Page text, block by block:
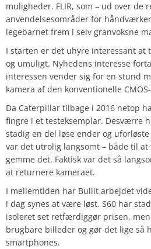
muligheder. FLIR, som – ud over de
anvendelsesområder for
legebarnet frem i selv granvoksne
I starten er det uhyre interessant at
og umuligt. Nyhedens interesse
interessen vender sig for en stund
kamera af den konventionelle
Da Caterpillar tilbage i 2016 netop
fingre i et testeksemplar. Desværre
stadig en del løse ender og
var det utrolig langsomt – både til
gemme det. Faktisk var det så
at returnere kameraet.
I mellemtiden har Bullit arbejdet
i dag synes at være løst. S60 har
isoleret set retfærdiggør prisen,
brugbare billeder og gør det lige så
smartphones.